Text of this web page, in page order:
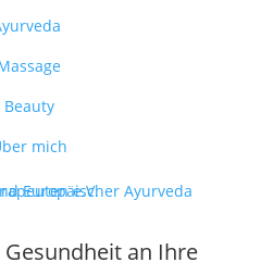
Beauty
mich
an Ihre